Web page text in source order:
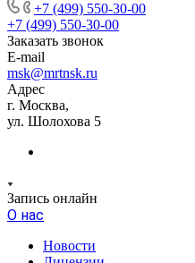
+7 (499) 550-30-00
+7 (499) 550-30-00
Заказать звонок
E-mail
msk@mrtnsk.ru
Адрес
г. Москва,
ул. Шолохова 5
Запись онлайн
О нас
Новости